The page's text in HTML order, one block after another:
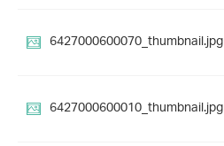
6427000600070_thumbnail.jpg
6427000600010_thumbnail.jpg